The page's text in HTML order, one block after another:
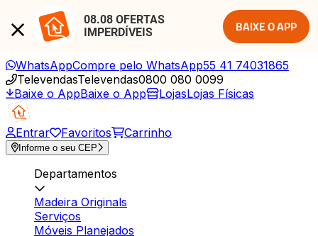
08.08 OFERTAS
IMPERDÍVEIS
BAIXE O APP
WhatsAppCompre pelo WhatsApp55 41 74031865
TelevendasTelevendas0800 080 0099
Baixe o AppBaixe o App LojasLojas Físicas
Entrar Favoritos Carrinho
Informe o seu CEP
Departamentos
Madeira Originals
Serviços
Móveis Planejados